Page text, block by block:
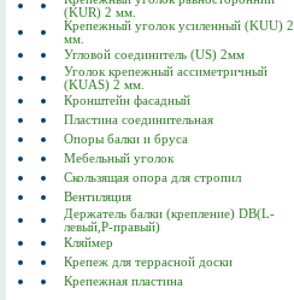
(KUR) 2 мм.
Крепежный уголок усиленный (KUU) 2
мм.
Угловой соединитель (US) 2мм
Уголок крепежный ассиметричный
(KUAS) 2 мм.
Кронштейн фасадный
Пластина соединительная
Опоры балки и бруса
Мебельный уголок
Скользящая опора для стропил
Вентиляция
Держатель балки (крепление) DB(L-
левый,P-правый)
Кляймер
Крепеж для террасной доски
Крепежная пластина